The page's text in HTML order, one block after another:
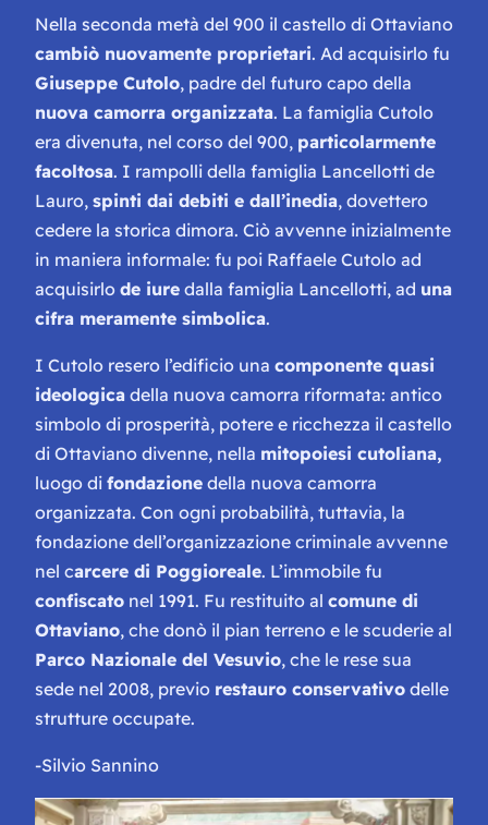
Nella seconda metà del 900 il castello di Ottaviano
cambiò nuovamente proprietari. Ad acquisirlo fu
Giuseppe Cutolo, padre del futuro capo della
nuova camorra organizzata. La famiglia Cutolo
era divenuta, nel corso del 900, particolarmente
facoltosa. I rampolli della famiglia Lancellotti de
Lauro, spinti dai debiti e dall’inedia, dovettero
cedere la storica dimora. Ciò avvenne inizialmente
in maniera informale: fu poi Raffaele Cutolo ad
acquisirlo de iure dalla famiglia Lancellotti, ad una
cifra meramente simbolica.
I Cutolo resero l’edificio una componente quasi
ideologica della nuova camorra riformata: antico
simbolo di prosperità, potere e ricchezza il castello
di Ottaviano divenne, nella mitopoiesi cutoliana,
luogo di fondazione della nuova camorra
organizzata. Con ogni probabilità, tuttavia, la
fondazione dell’organizzazione criminale avvenne
nel carcere di Poggioreale. L’immobile fu
confiscato nel 1991. Fu restituito al comune di
Ottaviano, che donò il pian terreno e le scuderie al
Parco Nazionale del Vesuvio, che le rese sua
sede nel 2008, previo restauro conservativo delle
strutture occupate.
-Silvio Sannino